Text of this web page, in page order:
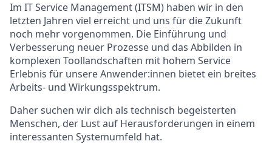
Im IT Service Management (ITSM) haben wir in den
letzten Jahren viel erreicht und uns für die Zukunft
noch mehr vorgenommen. Die Einführung und
Verbesserung neuer Prozesse und das Abbilden in
komplexen Toollandschaften mit hohem Service
Erlebnis für unsere Anwender:innen bietet ein breites
Arbeits- und Wirkungsspektrum.
Daher suchen wir dich als technisch begeisterten
Menschen, der Lust auf Herausforderungen in einem
interessanten Systemumfeld hat.